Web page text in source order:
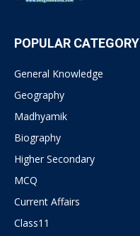
POPULAR CATEGORY
General Knowledge
Geography
Madhyamik
Biography
Higher Secondary
MCQ
Current Affairs
Class11